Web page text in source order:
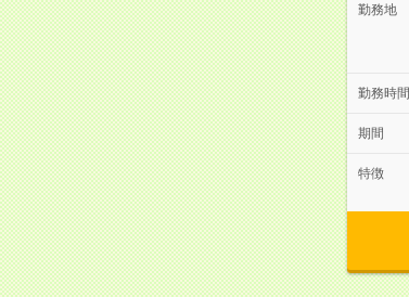
勤務地
勤務時間
期間
特徴